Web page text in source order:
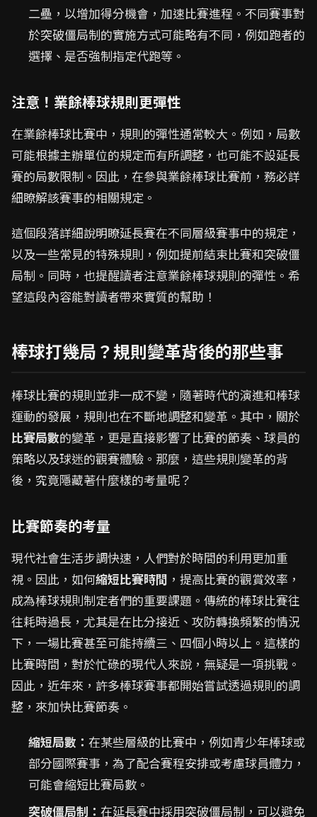
二壘，以增加得分機會，加速比賽進程。不同賽事對
於突破僵局制的實施方式可能略有不同，例如跑者的
選擇、是否強制指定代跑等。
注意！業餘棒球規則更彈性
在業餘棒球比賽中，規則的彈性通常較大。例如，局數
可能根據主辦單位的規定而有所調整，也可能不設延長
賽的局數限制。因此，在參與業餘棒球比賽前，務必詳
細瞭解該賽事的相關規定。
這個段落詳細說明瞭延長賽在不同層級賽事中的規定，
以及一些常見的特殊規則，例如提前結束比賽和突破僵
局制。同時，也提醒讀者注意業餘棒球規則的彈性。希
望這段內容能對讀者帶來實質的幫助！
棒球打幾局？規則變革背後的那些事
棒球比賽的規則並非一成不變，隨著時代的演進和棒球
運動的發展，規則也在不斷地調整和變革。其中，關於
比賽局數的變革，更是直接影響了比賽的節奏、球員的
策略以及球迷的觀賽體驗。那麼，這些規則變革的背
後，究竟隱藏著什麼樣的考量呢？
比賽節奏的考量
現代社會生活步調快速，人們對於時間的利用更加重
視。因此，如何縮短比賽時間 ，提高比賽的觀賞效率，
成為棒球規則制定者們的重要課題。傳統的棒球比賽往
往耗時過長，尤其是在比分接近、攻防轉換頻繁的情況
下，一場比賽甚至可能持續三、四個小時以上。這樣的
比賽時間，對於忙碌的現代人來說，無疑是一項挑戰。
因此，近年來，許多棒球賽事都開始嘗試透過規則的調
整，來加快比賽節奏。
縮短局數： 在某些層級的比賽中，例如青少年棒球或
部分國際賽事，為了配合賽程安排或考慮球員體力，
可能會縮短比賽局數。
突破僵局制： 在延長賽中採用突破僵局制，可以避免